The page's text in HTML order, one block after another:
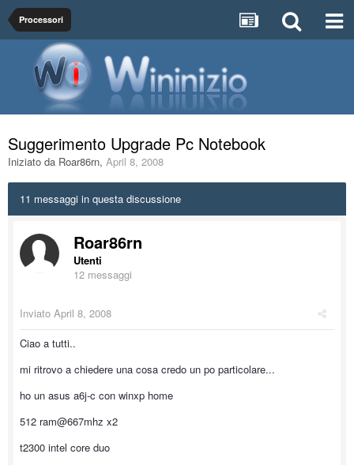
Processori
Suggerimento Upgrade Pc Notebook
Iniziato da Roar86rn, April 8, 2008
11 messaggi in questa discussione
Roar86rn
Utenti
12 messaggi
Inviato April 8, 2008
Ciao a tutti..
mi ritrovo a chiedere una cosa credo un po particolare...
ho un asus a6j-c con winxp home
512 ram@667mhz x2
t2300 intel core duo